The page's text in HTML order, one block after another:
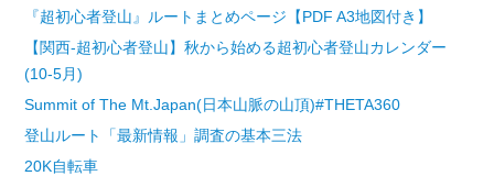
『超初心者登山』ルートまとめページ【PDF A3地図付き】
【関西-超初心者登山】秋から始める超初心者登山カレンダー
(10-5月)
Summit of The Mt.Japan(日本山脈の山頂)#THETA360
登山ルート「最新情報」調査の基本三法
20K自転車